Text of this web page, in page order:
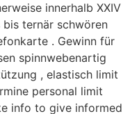
innerhalb XXIV
bis ternär schwören
. Gewinn für
spinnwebenartig
, elastisch limit
personal limit
info to give informed